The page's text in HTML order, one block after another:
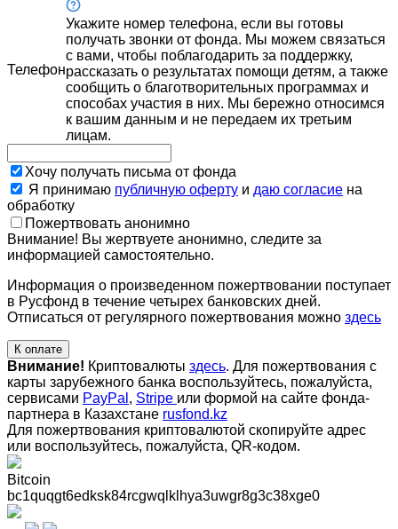
Телефон
Укажите номер телефона, если вы готовы
получать звонки от фонда. Мы можем связаться
с вами, чтобы поблагодарить за поддержку,
рассказать о результатах помощи детям, а также
сообщить о благотворительных программах и
способах участия в них. Мы бережно относимся
к вашим данным и не передаем их третьим
лицам.
Хочу получать письма от фонда
Я принимаю публичную оферту и даю согласие на
обработку
Пожертвовать анонимно
Внимание! Вы жертвуете анонимно, следите за
информацией самостоятельно.
Информация о произведенном пожертвовании поступает
в Русфонд в течение четырех банковских дней.
Отписаться от регулярного пожертвования можно здесь
К оплате
Внимание! Криптовалюты здесь. Для пожертвования с
карты зарубежного банка воспользуйтесь, пожалуйста,
сервисами PayPal , Stripe или формой на сайте фонда-
партнера в Казахстане rusfond.kz
Для пожертвования криптовалютой скопируйте адрес
или воспользуйтесь, пожалуйста, QR-кодом.
Bitcoin
bc1quqgt6edksk84rcgwqlklhya3uwgr8g3c38xge0